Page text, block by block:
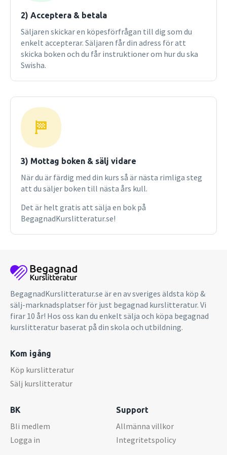
2) Acceptera & betala
Säljaren skickar en köpesförfrågan till dig som du
enkelt accepterar. Säljaren får din adress för att
skicka boken och du får instruktioner om hur du ska
Swisha.
3) Mottag boken & sälj vidare
När du är färdig med din kurs så är nästa rimliga steg
att du säljer boken till nästa års kull.
Det är helt gratis att sälja en bok på
BegagnadKurslitteratur.se!
BegagnadKurslitteratur.se är en av sveriges äldsta köp &
sälj-marknadsplatser för just begagnad kurslitteratur. Vi
firar 10 år! Hos oss kan du enkelt sälja och köpa begagnad
kurslitteratur baserat på din skola och utbildning.
Kom igång
Köp kurslitteratur
Sälj kurslitteratur
BK
Bli medlem
Logga in
Support
Allmänna villkor
Integritetspolicy